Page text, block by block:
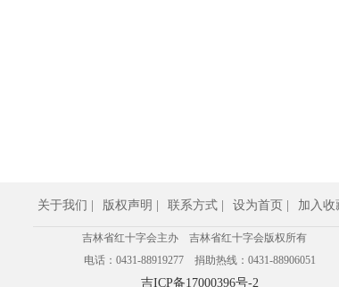
关于我们 | 版权声明 | 联系方式 | 设为首页 | 加入收
吉林省红十字会主办 吉林省红十字会版权所有
电话：0431-88919277 捐助热线：0431-88906051
吉ICP备17000396号-2